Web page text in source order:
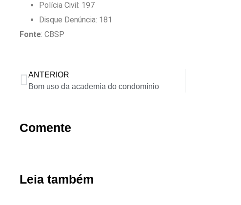
Polícia Civil: 197
Disque Denúncia: 181
Fonte: CBSP
ANTERIOR
Bom uso da academia do condomínio
Comente
Leia também